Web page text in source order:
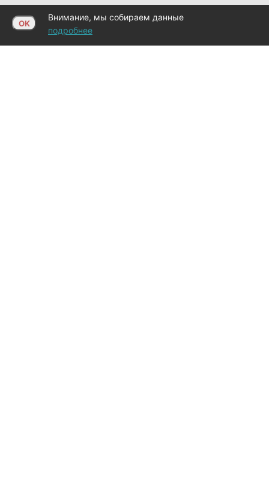
OK
Внимание, мы собираем данные
подробнее